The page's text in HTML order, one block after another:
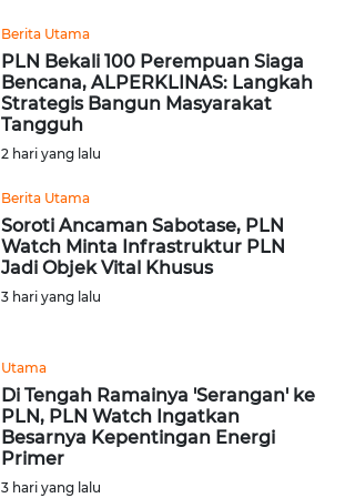
Berita Utama
PLN Bekali 100 Perempuan Siaga
Bencana, ALPERKLINAS: Langkah
Strategis Bangun Masyarakat
Tangguh
2 hari yang lalu
Berita Utama
Soroti Ancaman Sabotase, PLN
Watch Minta Infrastruktur PLN
Jadi Objek Vital Khusus
3 hari yang lalu
Utama
Di Tengah Ramainya 'Serangan' ke
PLN, PLN Watch Ingatkan
Besarnya Kepentingan Energi
Primer
3 hari yang lalu